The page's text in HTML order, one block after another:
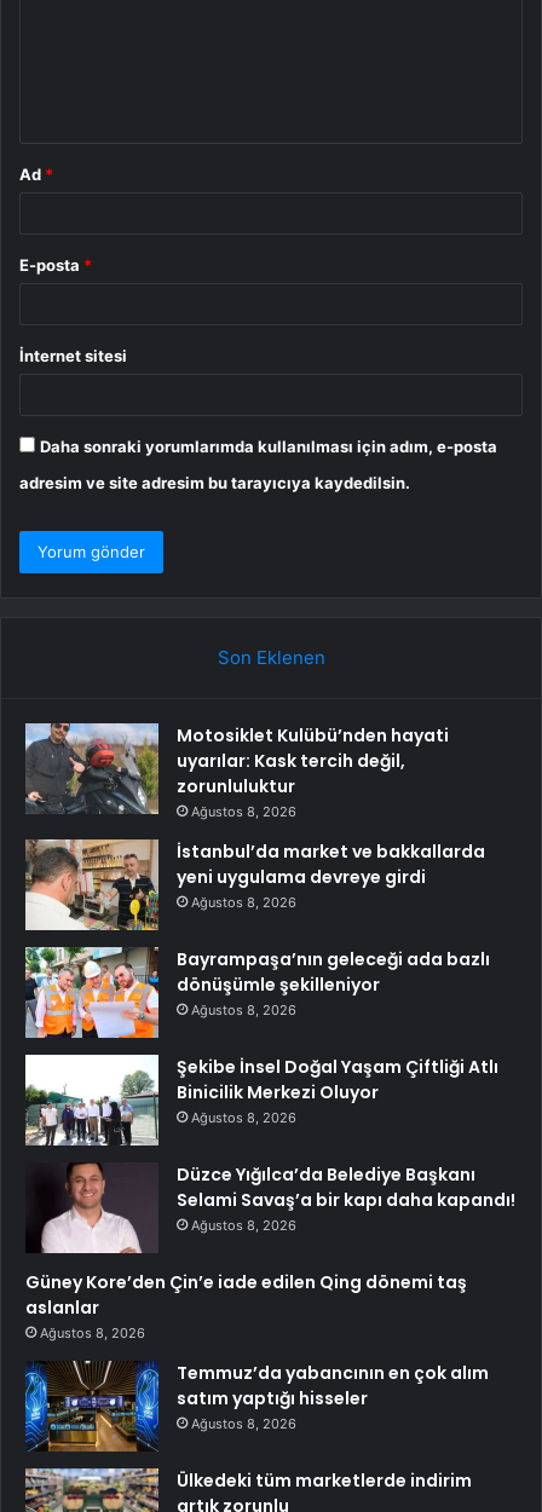
Ad *
E-posta *
İnternet sitesi
Daha sonraki yorumlarımda kullanılması için adım, e-posta
adresim ve site adresim bu tarayıcıya kaydedilsin.
Son Eklenen
Motosiklet Kulübü’nden hayati
uyarılar: Kask tercih değil,
zorunluluktur
Ağustos 8, 2026
İstanbul’da market ve bakkallarda
yeni uygulama devreye girdi
Ağustos 8, 2026
Bayrampaşa’nın geleceği ada bazlı
dönüşümle şekilleniyor
Ağustos 8, 2026
Şekibe İnsel Doğal Yaşam Çiftliği Atlı
Binicilik Merkezi Oluyor
Ağustos 8, 2026
Düzce Yığılca’da Belediye Başkanı
Selami Savaş’a bir kapı daha kapandı!
Ağustos 8, 2026
Güney Kore’den Çin’e iade edilen Qing dönemi taş
aslanlar
Ağustos 8, 2026
Temmuz’da yabancının en çok alım
satım yaptığı hisseler
Ağustos 8, 2026
Ülkedeki tüm marketlerde indirim
artık zorunlu